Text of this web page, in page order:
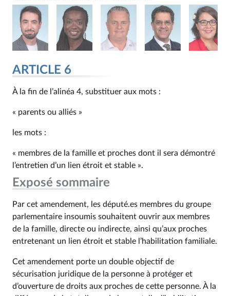
ARTICLE 6
À la fin de l’alinéa 4, substituer aux mots :
« parents ou alliés »
les mots :
« membres de la famille et proches dont il sera démontré
l’entretien d’un lien étroit et stable ».
Exposé sommaire
Par cet amendement, les député.es membres du groupe
parlementaire insoumis souhaitent ouvrir aux membres
de la famille, directe ou indirecte, ainsi qu’aux proches
entretenant un lien étroit et stable l’habilitation familiale.
Cet amendement porte un double objectif de
sécurisation juridique de la personne à protéger et
d’ouverture de droits aux proches de cette personne. À la